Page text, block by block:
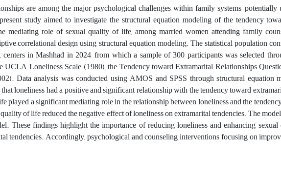
are among the major psychological challenges within family systems,
study aimed to investigate the structural equation modeling of the tendency
mediating role of sexual quality of life, among married women attending family
design using structural equation modeling. The statistical population
in Mashhad in 2024, from which a sample of 300 participants was selected
UCLA Loneliness Scale (1980), the Tendency toward Extramarital Relationships
Data analysis was conducted using AMOS and SPSS through structural equation
loneliness had a positive and significant relationship with the tendency toward
played a significant mediating role in the relationship between loneliness and the
of life reduced the negative effect of loneliness on extramarital tendencies. The
These findings highlight the importance of reducing loneliness and enhancing
tendencies. Accordingly, psychological and counseling interventions focusing on